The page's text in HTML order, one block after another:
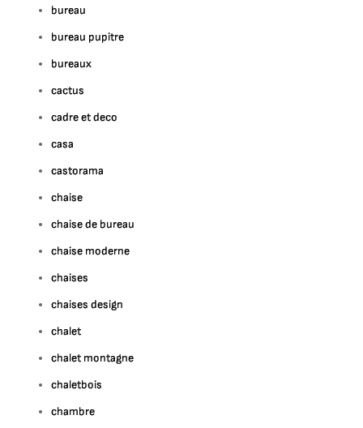
bureau
bureau pupitre
bureaux
cactus
cadre et deco
casa
castorama
chaise
chaise de bureau
chaise moderne
chaises
chaises design
chalet
chalet montagne
chaletbois
chambre